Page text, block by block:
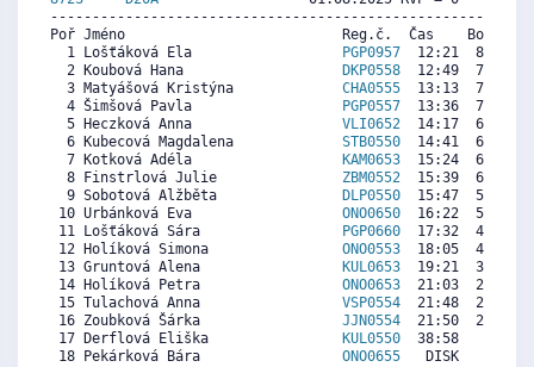
Poř Jméno                          Reg.č.  Čas    Body
  1 Lošťáková Ela
PGP0957
12:21  8006
  2 Koubová Hana
DKP0558
12:49  7723
  3 Matyášová Kristýna
CHA0555
13:13  7481
  4 Šimšová Pavla
PGP0557
13:36  7250
  5 Heczková Anna
VLI0652
14:17  6836
  6 Kubecová Magdalena
STB0550
14:41  6595
  7 Kotková Adéla
KAM0653
15:24  6161
  8 Finstrlová Julie
ZBM0552
15:39  6010
  9 Sobotová Alžběta
DLP0550
15:47  5929
10 Urbánková Eva ONO0650
16:22  5577
11 Lošťáková Sára
PGP0660
17:32  4871
12 Holíková Simona ONO0553
18:05  4539
13 Gruntová Alena
KUL0653
19:21  3773
14 Holíková Petra ONO0653
21:03  2745
15 Tulachová Anna VSP0554
21:48  2291
16 Zoubková Šárka JJN0554
21:50  2271
17 Derflová Eliška
KUL0550
38:58     0
18 Pekárková Bára ONO0655
DISK     0